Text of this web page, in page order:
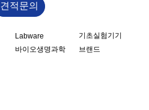
견적문의
Labware
기초실험기기
바이오생명과학
브랜드